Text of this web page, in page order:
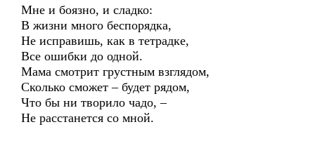
Мне и боязно, и сладко:
В жизни много беспорядка,
Не исправишь, как в тетрадке,
Все ошибки до одной.
Мама смотрит грустным взглядом,
Сколько сможет – будет рядом,
Что бы ни творило чадо, –
Не расстанется со мной.